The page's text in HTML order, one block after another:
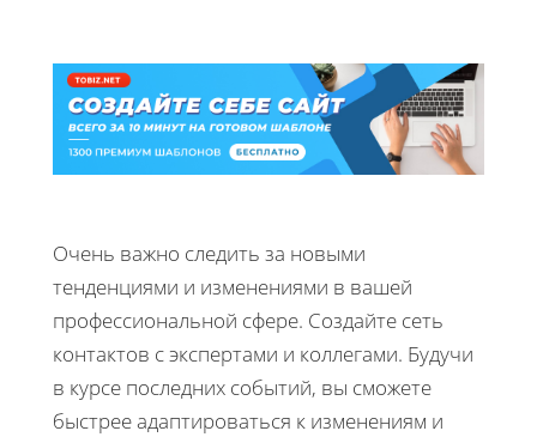
Очень важно следить за новыми
тенденциями и изменениями в вашей
профессиональной сфере. Создайте сеть
контактов с экспертами и коллегами. Будучи
в курсе последних событий, вы сможете
быстрее адаптироваться к изменениям и